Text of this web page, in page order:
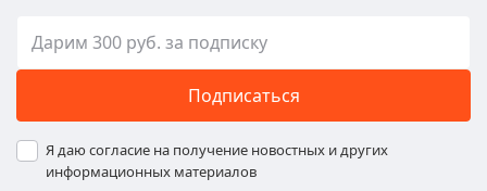
Подписаться
Я даю согласие на получение новостных и других
информационных материалов